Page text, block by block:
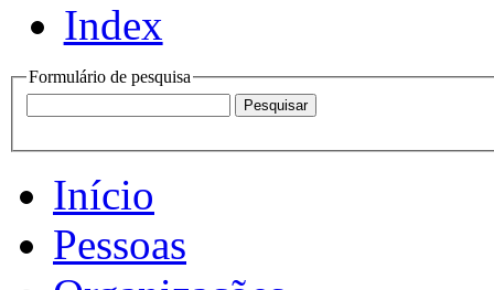
Index
Formulário de pesquisa
Início
Pessoas